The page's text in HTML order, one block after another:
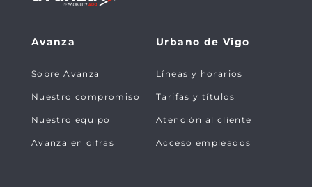
Avanza
Sobre Avanza
Nuestro compromiso
Nuestro equipo
Avanza en cifras
Urbano de Vigo
Líneas y horarios
Tarifas y títulos
Atención al cliente
Acceso empleados